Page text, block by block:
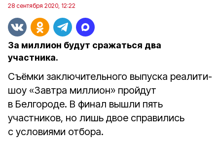
28 сентября 2020, 12:22
За миллион будут сражаться два
участника.
Съёмки заключительного выпуска реалити-
шоу «Завтра миллион» пройдут
в Белгороде. В финал вышли пять
участников, но лишь двое справились
с условиями отбора.